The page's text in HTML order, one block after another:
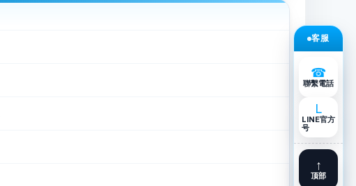
客服
☎
聯繫電話
L
LINE官方
号
↑
顶部